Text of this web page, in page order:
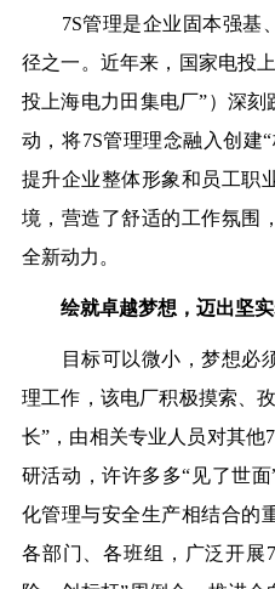
7S管理是企业固本强基
径之一。近年来，国家电投
投上海电力田集电厂”）深刻
动，将7S管理理念融入创建
提升企业整体形象和员工职
境，营造了舒适的工作氛围
全新动力。
绘就卓越梦想，迈出坚
目标可以微小，梦想必须
理工作，该电厂积极摸索、
长”，由相关专业人员对其他
研活动，许许多多“见了世
化管理与安全生产相结合的
各部门、各班组，广泛开展